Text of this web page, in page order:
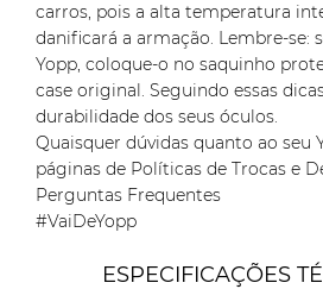
carros, pois a alta temperatura
danificará a armação. Lembre-se:
Yopp, coloque-o no saquinho
case original. Seguindo essas
durabilidade dos seus óculos.
Quaisquer dúvidas quanto ao seu
páginas de Políticas de Trocas e
Perguntas Frequentes
#VaiDeYopp
ESPECIFICAÇÕES